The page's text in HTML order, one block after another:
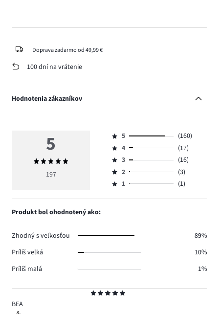
Doprava zadarmo od 49,99 €
100 dní na vrátenie
Hodnotenia zákazníkov
5
BEA
5
Priemerné
hodnotenie
197
Hodnotenie
5,
počet
hlasov
160.
5
(160)
Hodnotenie
4,
počet
hlasov
4
(17)
Hodnotenie
3,
počet
3
(16)
Hodnotenie
2,
2
(3)
Hodnotenie
1,
1 (1)
Produkt bol ohodnotený ako:
Zhodný s veľkosťou
89%
Príliš veľká
10%
Príliš malá
1%